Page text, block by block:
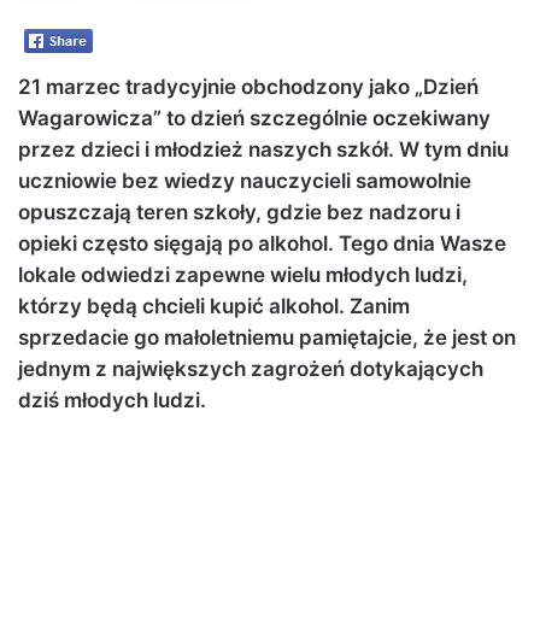
21 marzec tradycyjnie obchodzony jako „Dzień
Wagarowicza” to dzień szczególnie oczekiwany
przez dzieci i młodzież naszych szkół. W tym dniu
uczniowie bez wiedzy nauczycieli samowolnie
opuszczają teren szkoły, gdzie bez nadzoru i
opieki często sięgają po alkohol. Tego dnia Wasze
lokale odwiedzi zapewne wielu młodych ludzi,
którzy będą chcieli kupić alkohol. Zanim
sprzedacie go małoletniemu pamiętajcie, że jest on
jednym z największych zagrożeń dotykających
dziś młodych ludzi.